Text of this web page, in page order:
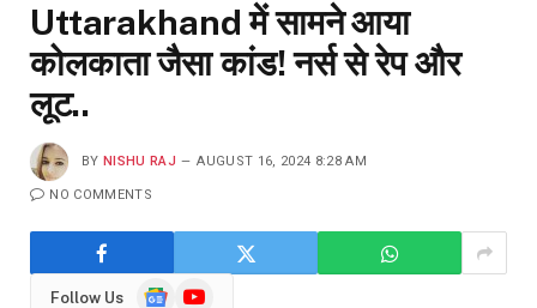
Uttarakhand में सामने आया
कोलकाता जैसा कांड! नर्स से रेप और
लूट..
BY NISHU RAJ AUGUST 16, 2024 8:28 AM
NO COMMENTS
Follow Us
GoogleYouTube